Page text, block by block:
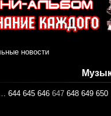
новости
644 645 646 647 648 649 650